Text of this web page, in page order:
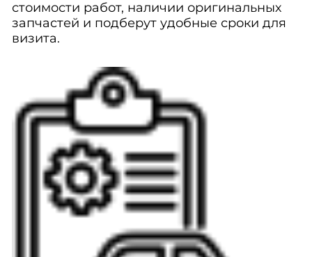
стоимости работ, наличии оригинальных
запчастей и подберут удобные сроки для
визита.